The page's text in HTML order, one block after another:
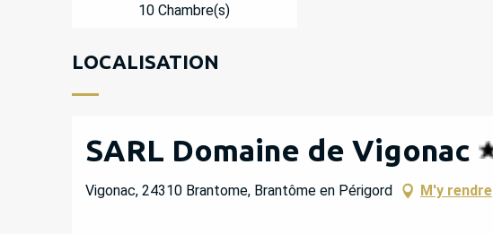
10 Chambre(s)
LOCALISATION
SARL Domaine de Vigonac
Vigonac, 24310 Brantome, Brantôme en Périgord M'y rendre